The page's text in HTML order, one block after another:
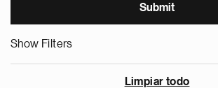
Show Filters
Limpiar todo